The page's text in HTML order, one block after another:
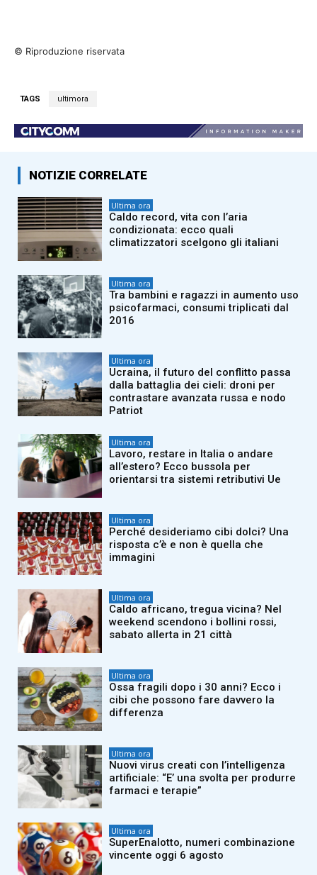
© Riproduzione riservata
TAGS ultimora
NOTIZIE CORRELATE
Ultima ora
Caldo record, vita con l’aria
condizionata: ecco quali
climatizzatori scelgono gli italiani
Ultima ora
Tra bambini e ragazzi in aumento uso
psicofarmaci, consumi triplicati dal
2016
Ultima ora
Ucraina, il futuro del conflitto passa
dalla battaglia dei cieli: droni per
contrastare avanzata russa e nodo
Patriot
Ultima ora
Lavoro, restare in Italia o andare
all’estero? Ecco bussola per
orientarsi tra sistemi retributivi Ue
Ultima ora
Perché desideriamo cibi dolci? Una
risposta c’è e non è quella che
immagini
Ultima ora
Caldo africano, tregua vicina? Nel
weekend scendono i bollini rossi,
sabato allerta in 21 città
Ultima ora
Ossa fragili dopo i 30 anni? Ecco i
cibi che possono fare davvero la
differenza
Ultima ora
Nuovi virus creati con l’intelligenza
artificiale: “E’ una svolta per produrre
farmaci e terapie”
Ultima ora
SuperEnalotto, numeri combinazione
vincente oggi 6 agosto